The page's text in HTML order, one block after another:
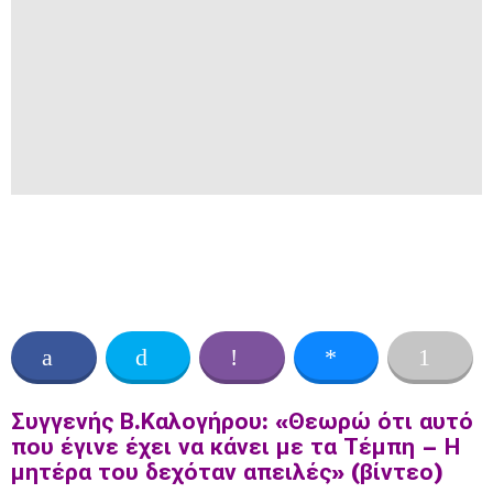
Συγγενής Β.Καλογήρου: «Θεωρώ ότι αυτό
που έγινε έχει να κάνει με τα Τέμπη – Η
μητέρα του δεχόταν απειλές» (βίντεο)